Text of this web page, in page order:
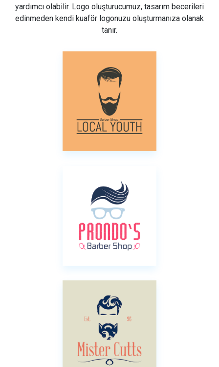
yardımcı olabilir. Logo oluşturucumuz, tasarım becerileri
edinmeden kendi kuaför logonuzu oluşturmanıza olanak
tanır.